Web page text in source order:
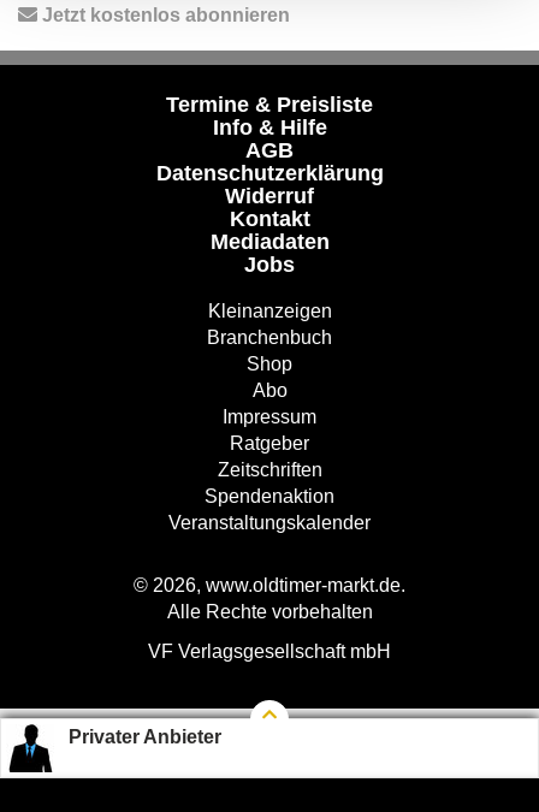
Privater Anbieter
Jetzt kostenlos abonnieren
Termine & Preisliste
Info & Hilfe
AGB
Datenschutzerklärung
Widerruf
Kontakt
Mediadaten
Jobs
Kleinanzeigen
Branchenbuch
Shop
Abo
Impressum
Ratgeber
Zeitschriften
Spendenaktion
Veranstaltungskalender
© 2026, www.oldtimer-markt.de.
Alle Rechte vorbehalten
VF Verlagsgesellschaft mbH